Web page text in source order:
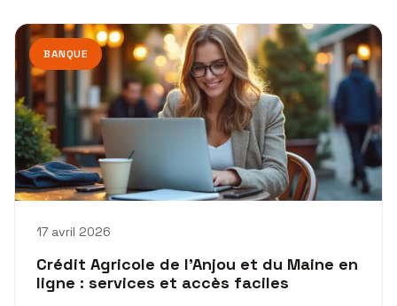
BANQUE
17 avril 2026
Crédit Agricole de l’Anjou et du Maine en
ligne : services et accès faciles